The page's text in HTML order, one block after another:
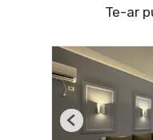
Te-ar
Previous